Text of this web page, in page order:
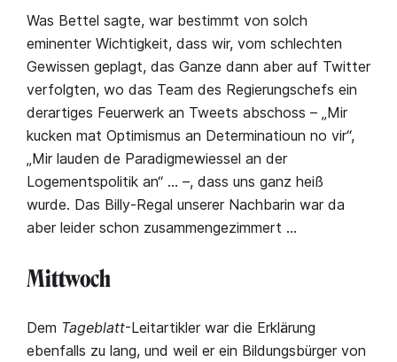
Was Bettel sagte, war bestimmt von solch
eminenter Wichtigkeit, dass wir, vom schlechten
Gewissen geplagt, das Ganze dann aber auf Twitter
verfolgten, wo das Team des Regierungschefs ein
derartiges Feuerwerk an Tweets abschoss – „Mir
kucken mat Optimismus an Determinatioun no vir“,
„Mir lauden de Paradigmewiessel an der
Logementspolitik an“ … –, dass uns ganz heiß
wurde. Das Billy-Regal unserer Nachbarin war da
aber leider schon zusammengezimmert …
Mittwoch
Dem Tageblatt-Leitartikler war die Erklärung
ebenfalls zu lang, und weil er ein Bildungsbürger von